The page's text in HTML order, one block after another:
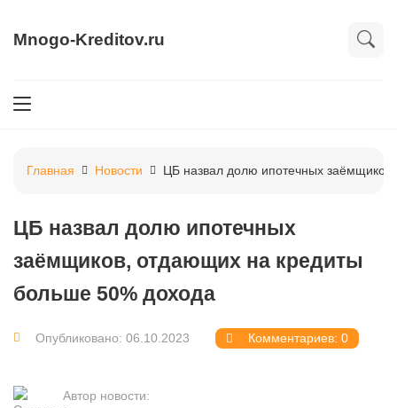
Mnogo-Kreditov.ru
Главная Новости ЦБ назвал долю ипотечных
ЦБ назвал долю ипотечных
заёмщиков, отдающих на кредиты
больше 50% дохода
Опубликовано: 06.10.2023 Комментариев: 0
Автор новости: